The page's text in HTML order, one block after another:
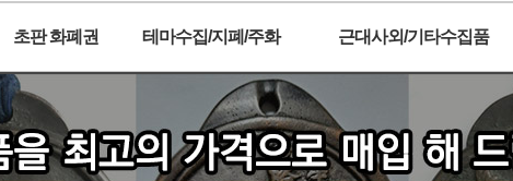
초판 화폐권 테마수집/지폐/주화 근대사외/기타수집품